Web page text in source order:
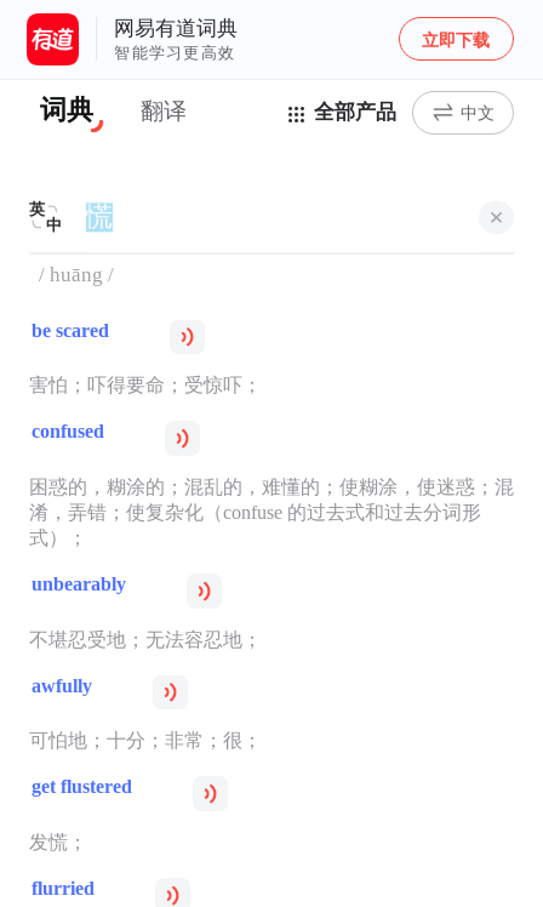
网易有道词典
智能学习更高效
立即下载
词典 翻译 全部产品 中文
英
中
/ huāng /
be scared
害怕；吓得要命；受惊吓；
confused
困惑的，糊涂的；混乱的，难懂的；使糊涂，使迷惑；混
淆，弄错；使复杂化（confuse 的过去式和过去分词形
式）；
unbearably
不堪忍受地；无法容忍地；
awfully
可怕地；十分；非常；很；
get flustered
发慌；
flurried